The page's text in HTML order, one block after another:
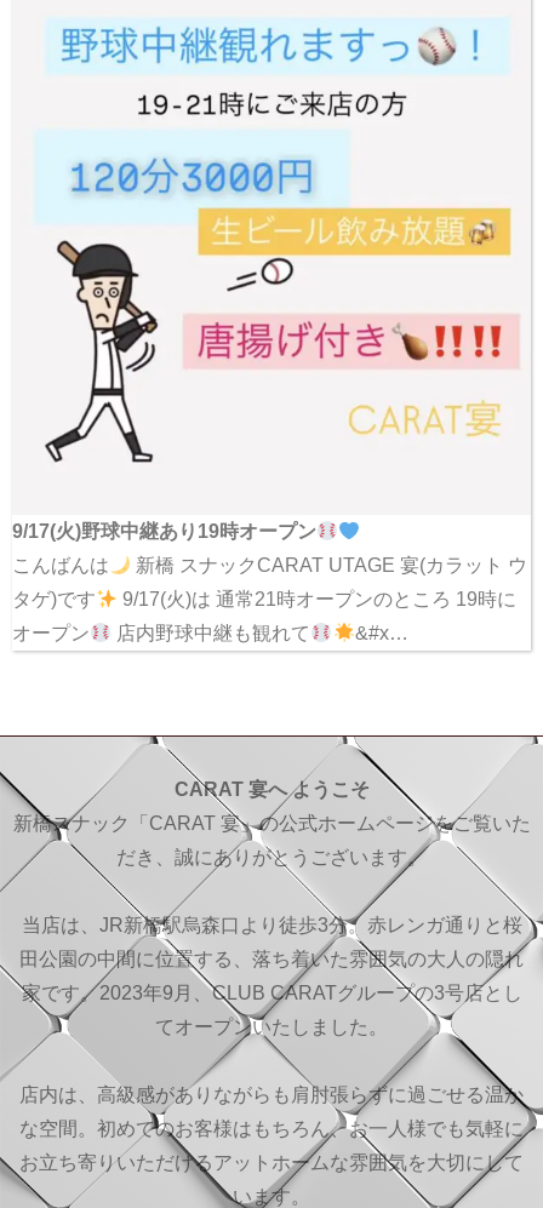
9/17(火)野球中継あり19時オープン
こんばんは
新橋 スナックCARAT UTAGE 宴(カラット ウ
タゲ)です
9/17(火)は 通常21時オープンのところ 19時に
オープン
店内野球中継も観れて &#x…
CARAT 宴へ ようこそ
新橋スナック「CARAT 宴」の公式ホームページをご覧いた
だき、誠にありがとうございます。
当店は、JR新橋駅烏森口より徒歩3分。赤レンガ通りと桜
田公園の中間に位置する、落ち着いた雰囲気の大人の隠れ
家です。2023年9月、CLUB CARATグループの3号店とし
てオープンいたしました。
店内は、高級感がありながらも肩肘張らずに過ごせる温か
な空間。初めてのお客様はもちろん、お一人様でも気軽に
お立ち寄りいただけるアットホームな雰囲気を大切にして
います。